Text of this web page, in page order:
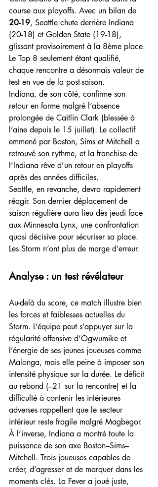
course aux playoffs. Avec un bilan de
20-19, Seattle chute derrière Indiana
(20-18) et Golden State (19-18),
glissant provisoirement à la 8ème place.
Le Top 8 seulement étant qualifié,
chaque rencontre a désormais valeur de
test en vue de la post-saison.
Indiana, de son côté, confirme son
retour en forme malgré l’absence
prolongée de Caitlin Clark (blessée à
l’aine depuis le 15 juillet). Le collectif
emmené par Boston, Sims et Mitchell a
retrouvé son rythme, et la franchise de
l’Indiana rêve d’un retour en playoffs
après des années difficiles.
Seattle, en revanche, devra rapidement
réagir. Son dernier déplacement de
saison régulière aura lieu dès jeudi face
aux Minnesota Lynx, une confrontation
quasi décisive pour sécuriser sa place.
Les Storm n’ont plus de marge d’erreur.
Analyse : un test révélateur
Au-delà du score, ce match illustre bien
les forces et faiblesses actuelles du
Storm. L’équipe peut s’appuyer sur la
régularité offensive d’Ogwumike et
l’énergie de ses jeunes joueuses comme
Malonga, mais elle peine à imposer son
intensité physique sur la durée. Le déficit
au rebond (–21 sur la rencontre) et la
difficulté à contenir les intérieures
adverses rappellent que le secteur
intérieur reste fragile malgré Magbegor.
À l’inverse, Indiana a montré toute la
puissance de son axe Boston–Sims–
Mitchell. Trois joueuses capables de
créer, d’agresser et de marquer dans les
moments clés. La Fever a joué juste,